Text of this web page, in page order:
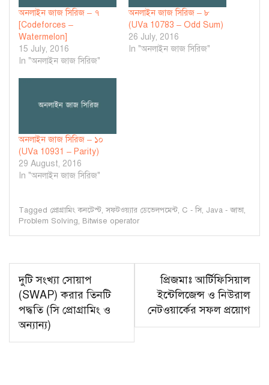
অনলাইন জাজ সিরিজ – ৭
[Codeforces –
Watermelon]
15 July, 2016
In "অনলাইন জাজ সিরিজ"
অনলাইন জাজ সিরিজ – ৮
(UVa 10783 – Odd Sum)
26 July, 2016
In "অনলাইন জাজ সিরিজ"
অনলাইন জাজ সিরিজ – ১০
(UVa 10931 – Parity)
29 August, 2016
In "অনলাইন জাজ সিরিজ"
Tagged প্রোগ্রামিং কনটেস্ট, সফটওয়্যার ডেভেলপমেন্ট, C - সি, Java - জাভা,
Problem Solving, Bitwise operator
Post
navigation
দুটি সংখ্যা সোয়াপ
(SWAP) করার তিনটি
পদ্ধতি (সি প্রোগ্রামিং ও
অন্যান্য)
প্রিজমাঃ আর্টিফিসিয়াল
ইন্টেলিজেন্স ও নিউরাল
নেটওয়ার্কের সফল প্রয়োগ